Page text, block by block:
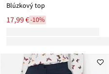
Blúzkový top
17,99 €-10%